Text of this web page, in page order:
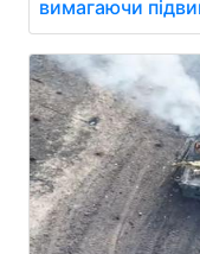
вимагаючи